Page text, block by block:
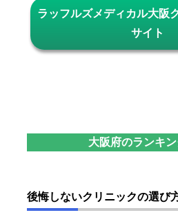
ラッフルズメディカル大阪
サイト
大阪府のランキ
後悔しないクリニックの選び